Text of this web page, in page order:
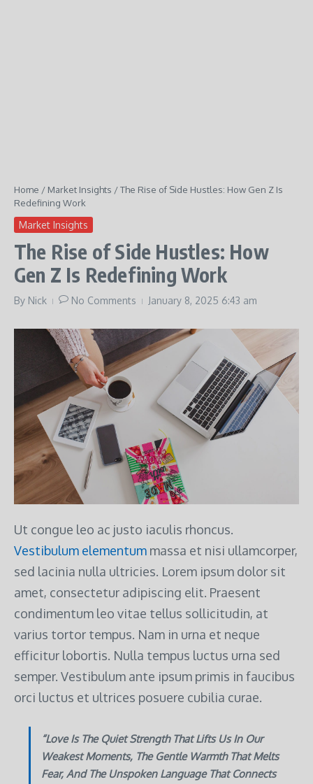
Home / Market Insights /The Rise of Side Hustles: How Gen Z Is
Redefining Work
Market Insights
The Rise of Side Hustles: How
Gen Z Is Redefining Work
By Nick No Comments January 8, 2025 6:43 am
Ut congue leo ac justo iaculis rhoncus.
Vestibulum elementum massa et nisi ullamcorper,
sed lacinia nulla ultricies. Lorem ipsum dolor sit
amet, consectetur adipiscing elit. Praesent
condimentum leo vitae tellus sollicitudin, at
varius tortor tempus. Nam in urna et neque
efficitur lobortis. Nulla tempus luctus urna sed
semper. Vestibulum ante ipsum primis in faucibus
orci luctus et ultrices posuere cubilia curae.
“Love Is The Quiet Strength That Lifts Us In Our
Weakest Moments, The Gentle Warmth That Melts
Fear, And The Unspoken Language That Connects